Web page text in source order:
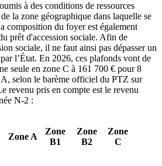
à des conditions de ressources
la zone géographique dans laquelle se
composition du foyer est également
prêt d'accession sociale. Afin de
sociale, il ne faut ainsi pas dépasser un
l’État. En 2026, ces plafonds vont de
seule en zone C à 161 700 € pour 8
A, selon le barème officiel du PTZ sur
revenu pris en compte est le revenu
N-2 :
Zone A
Zone
B1
Zone
B2
Zone
C